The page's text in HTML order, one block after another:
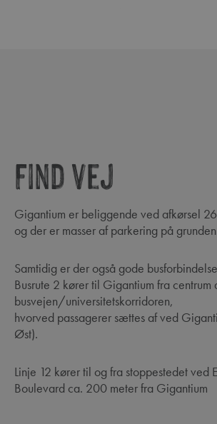
Find vej
Gigantium er beliggende ved afkørsel
og der er masser af parkering på
Samtidig er der også gode
Busrute 2 kører til Gigantium fra
busvejen/universitetskorridoren,
hvorved passagerer sættes af ved
Øst).
Linje 12 kører til og fra stoppestedet ved
Boulevard ca. 200 meter fra Gigantium